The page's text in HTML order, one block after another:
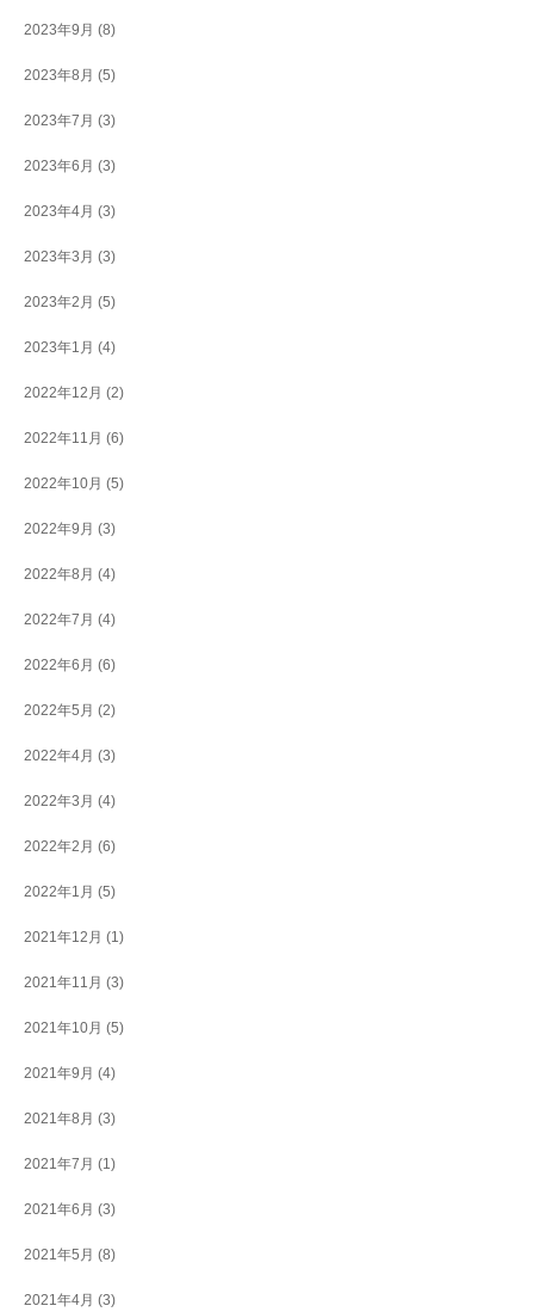
2023年9月 (8)
2023年8月 (5)
2023年7月 (3)
2023年6月 (3)
2023年4月 (3)
2023年3月 (3)
2023年2月 (5)
2023年1月 (4)
2022年12月 (2)
2022年11月 (6)
2022年10月 (5)
2022年9月 (3)
2022年8月 (4)
2022年7月 (4)
2022年6月 (6)
2022年5月 (2)
2022年4月 (3)
2022年3月 (4)
2022年2月 (6)
2022年1月 (5)
2021年12月 (1)
2021年11月 (3)
2021年10月 (5)
2021年9月 (4)
2021年8月 (3)
2021年7月 (1)
2021年6月 (3)
2021年5月 (8)
2021年4月 (3)